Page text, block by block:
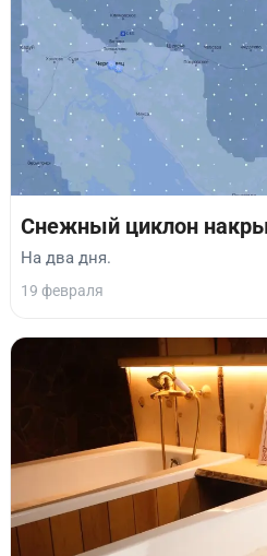
Снежный циклон
На два дня.
19 февраля